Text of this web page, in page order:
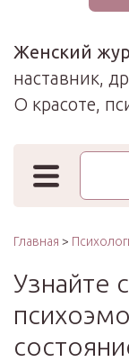
Женский
наставник,
О красоте,
Поиск
Главная >
Узнайте